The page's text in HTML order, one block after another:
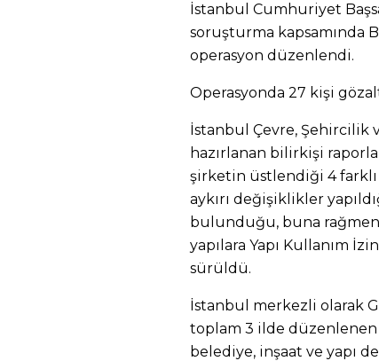
İstanbul Cumhuriyet
soruşturma kapsamında
operasyon düzenlendi.
Operasyonda 27 kişi
İstanbul Çevre, Şehircilik
hazırlanan bilirkişi
şirketin üstlendiği 4
aykırı değişiklikler
bulunduğu, buna
yapılara Yapı Kullanım
sürüldü.
İstanbul merkezli olarak
toplam 3 ilde düzenlenen
belediye, inşaat ve yapı